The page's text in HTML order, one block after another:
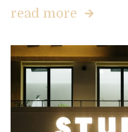
read more